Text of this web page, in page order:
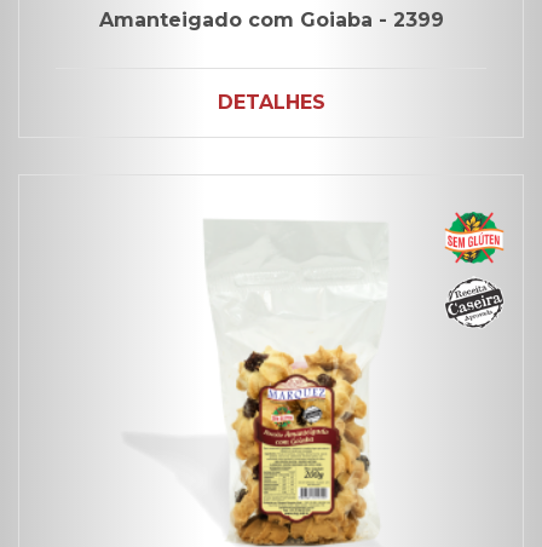
Amanteigado com Goiaba - 2399
DETALHES